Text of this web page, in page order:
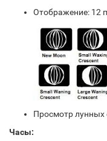
Отображение: 12
Просмотр лунных
Часы: